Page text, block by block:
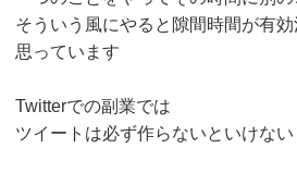
そういう風にやると隙間時間が有
思っています
Twitterでの副業では
ツイートは必ず作らないといけない